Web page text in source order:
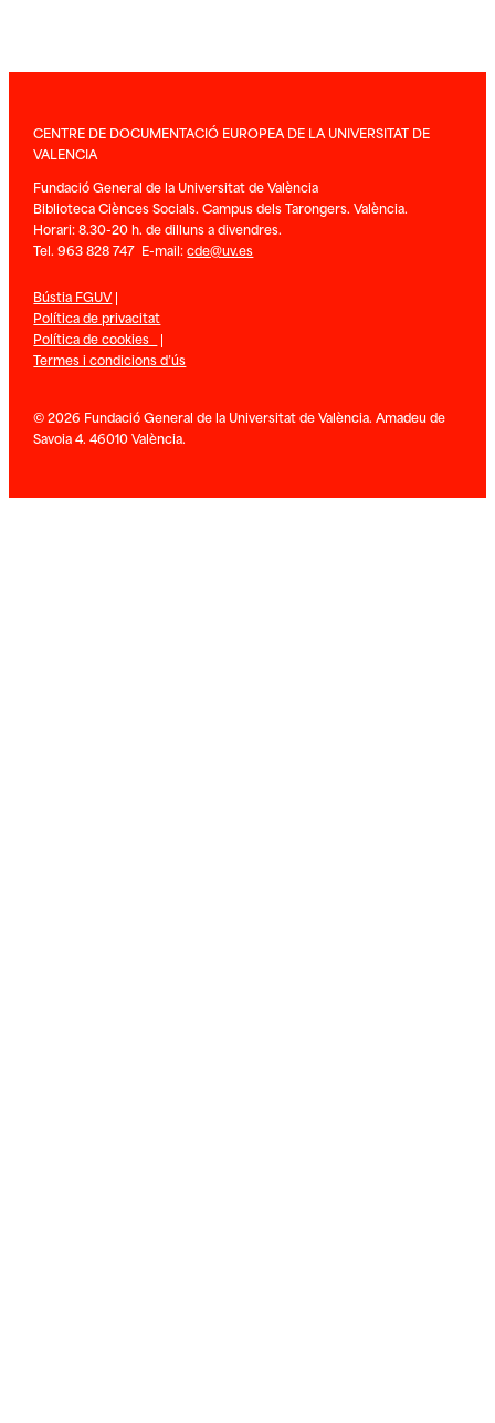
CENTRE DE DOCUMENTACIÓ EUROPEA DE LA UNIVERSITAT DE
VALENCIA
Fundació General de la Universitat de València
Biblioteca Ciènces Socials. Campus dels Tarongers. València.
Horari: 8.30-20 h. de dilluns a divendres.
Tel. 963 828 747 E-mail:cde@uv.es
Bústia FGUV|
Política de privacitat
Política de cookies |
Termes i condicions d’ús
© 2026 Fundació General de la Universitat de València. Amadeu de
Savoia 4. 46010 València.